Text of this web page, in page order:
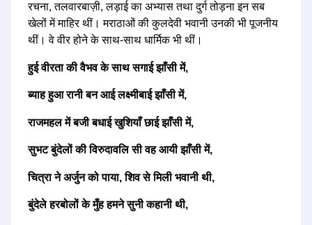
रचना, तलवारबाज़ी, लड़ाई का अभ्यास तथा दुर्ग तोड़ना इन सब
खेलों में माहिर थीं। मराठाओं की कुलदेवी भवानी उनकी भी पूजनीय
थीं। वे वीर होने के साथ-साथ धार्मिक भी थीं।
हुई वीरता की वैभव के साथ सगाई झाँसी में,
ब्याह हुआ रानी बन आई लक्ष्मीबाई झाँसी में,
राजमहल में बजी बधाई खुशियाँ छाई झाँसी में,
सुभट बुंदेलों की विरुदावलि सी वह आयी झाँसी में,
चित्रा ने अर्जुन को पाया, शिव से मिली भवानी थी,
बुंदेले हरबोलों के मुँह हमने सुनी कहानी थी,